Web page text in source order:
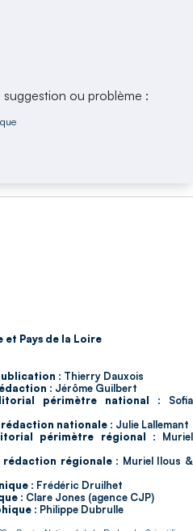
ou problème :
Pays de la Loire
: Thierry Dauxois
: Jérôme Guilbert
périmètre national : Sofia
nationale : Julie Lallemant
périmètre régional : Muriel
régionale : Muriel Ilous &
: Frédéric Druilhet
: Clare Jones (agence CJP)
: Philippe Dubrulle